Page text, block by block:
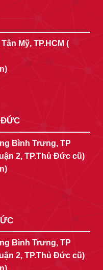
Mỹ, TP.HCM (
ĐỨC
Bình Trưng, TP
2, TP.Thủ Đức cũ)
Bình Trưng, TP
2, TP.Thủ Đức cũ)